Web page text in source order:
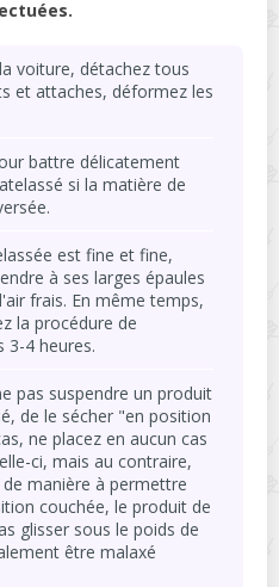
voiture, détachez tous
et attaches, déformez les
battre délicatement
si la matière de
est fine et fine,
à ses larges épaules
frais. En même temps,
la procédure de
3-4 heures.
pas suspendre un produit
de le sécher "en position
ne placez en aucun cas
ci, mais au contraire,
manière à permettre
couchée, le produit de
glisser sous le poids de
être malaxé